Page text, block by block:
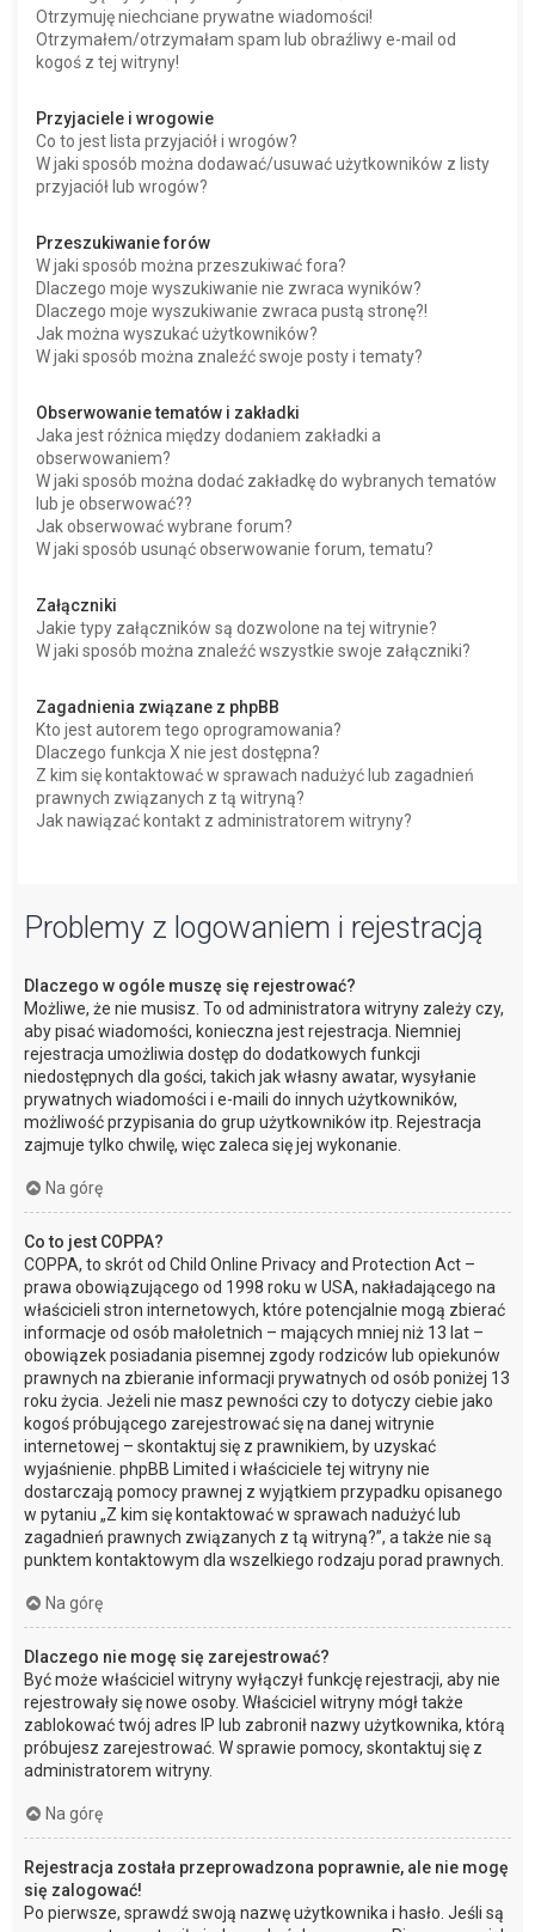
Otrzymuję niechciane prywatne wiadomości!
Otrzymałem/otrzymałam spam lub obraźliwy e-mail od
kogoś z tej witryny!
Przyjaciele i wrogowie
Co to jest lista przyjaciół i wrogów?
W jaki sposób można dodawać/usuwać użytkowników z listy
przyjaciół lub wrogów?
Przeszukiwanie forów
W jaki sposób można przeszukiwać fora?
Dlaczego moje wyszukiwanie nie zwraca wyników?
Dlaczego moje wyszukiwanie zwraca pustą stronę?!
Jak można wyszukać użytkowników?
W jaki sposób można znaleźć swoje posty i tematy?
Obserwowanie tematów i zakładki
Jaka jest różnica między dodaniem zakładki a
obserwowaniem?
W jaki sposób można dodać zakładkę do wybranych tematów
lub je obserwować??
Jak obserwować wybrane forum?
W jaki sposób usunąć obserwowanie forum, tematu?
Załączniki
Jakie typy załączników są dozwolone na tej witrynie?
W jaki sposób można znaleźć wszystkie swoje załączniki?
Zagadnienia związane z phpBB
Kto jest autorem tego oprogramowania?
Dlaczego funkcja X nie jest dostępna?
Z kim się kontaktować w sprawach nadużyć lub zagadnień
prawnych związanych z tą witryną?
Jak nawiązać kontakt z administratorem witryny?
Problemy z logowaniem i rejestracją
Dlaczego w ogóle muszę się rejestrować?
Możliwe, że nie musisz. To od administratora witryny zależy czy,
aby pisać wiadomości, konieczna jest rejestracja. Niemniej
rejestracja umożliwia dostęp do dodatkowych funkcji
niedostępnych dla gości, takich jak własny awatar, wysyłanie
prywatnych wiadomości i e-maili do innych użytkowników,
możliwość przypisania do grup użytkowników itp. Rejestracja
zajmuje tylko chwilę, więc zaleca się jej wykonanie.
Na górę
Co to jest COPPA?
COPPA, to skrót od Child Online Privacy and Protection Act –
prawa obowiązującego od 1998 roku w USA, nakładającego na
właścicieli stron internetowych, które potencjalnie mogą zbierać
informacje od osób małoletnich – mających mniej niż 13 lat –
obowiązek posiadania pisemnej zgody rodziców lub opiekunów
prawnych na zbieranie informacji prywatnych od osób poniżej 13
roku życia. Jeżeli nie masz pewności czy to dotyczy ciebie jako
kogoś próbującego zarejestrować się na danej witrynie
internetowej – skontaktuj się z prawnikiem, by uzyskać
wyjaśnienie. phpBB Limited i właściciele tej witryny nie
dostarczają pomocy prawnej z wyjątkiem przypadku opisanego
w pytaniu „Z kim się kontaktować w sprawach nadużyć lub
zagadnień prawnych związanych z tą witryną?”, a także nie są
punktem kontaktowym dla wszelkiego rodzaju porad prawnych.
Na górę
Dlaczego nie mogę się zarejestrować?
Być może właściciel witryny wyłączył funkcję rejestracji, aby nie
rejestrowały się nowe osoby. Właściciel witryny mógł także
zablokować twój adres IP lub zabronił nazwy użytkownika, którą
próbujesz zarejestrować. W sprawie pomocy, skontaktuj się z
administratorem witryny.
Na górę
Rejestracja została przeprowadzona poprawnie, ale nie mogę
się zalogować!
Po pierwsze, sprawdź swoją nazwę użytkownika i hasło. Jeśli są